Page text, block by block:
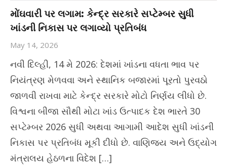
મોંઘવારી પર લગામ: કેન્દ્ર સરકારે સપ્ટેમ્બર સુધી
ખાંડની નિકાસ પર લગાવ્યો પ્રતિબંધ
May 14, 2026
નવી દિલ્હી, 14 મે 2026: દેશમાં ખાંડના વધતા ભાવ પર
નિયંત્રણ મેળવવા અને સ્થાનિક બજારમાં પૂરતો પુરવઠો
જાળવી રાખવા માટે કેન્દ્ર સરકારે મોટો નિર્ણય લીધો છે.
વિશ્વના બીજા સૌથી મોટા ખાંડ ઉત્પાદક દેશ ભારતે 30
સપ્ટેમ્બર 2026 સુધી અથવા આગામી આદેશ સુધી ખાંડની
નિકાસ પર પ્રતિબંધ મૂકી દીધો છે. વાણિજ્ય અને ઉદ્યોગ
મંત્રાલય હેઠળના વિદેશ […]